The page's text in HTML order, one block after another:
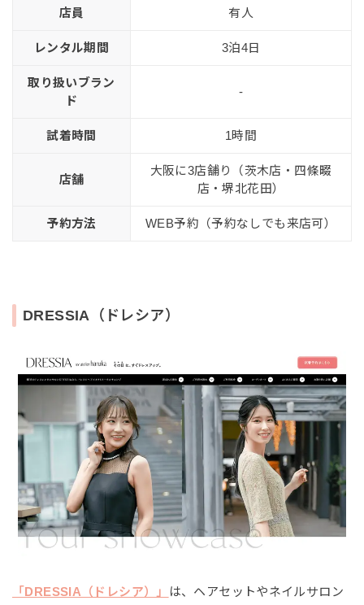
店員 有人
レンタル期間 3泊4日
取り扱いブラン
ド
-
試着時間 1時間
店舗
大阪に3店舗り（茨木店・四條畷
店・堺北花田）
予約方法 WEB予約（予約なしでも来店可）
DRESSIA（ドレシア）
「DRESSIA（ドレシア）」
は、ヘアセットやネイルサロン